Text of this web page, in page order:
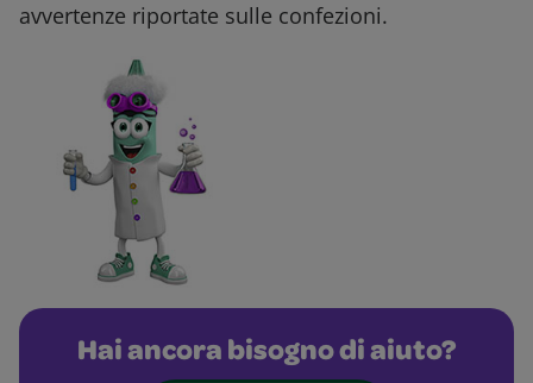
avvertenze riportate sulle confezioni.
Hai ancora bisogno di aiuto?